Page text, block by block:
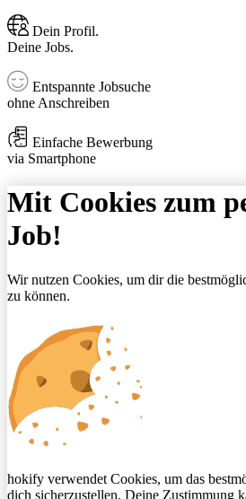
Dein Profil.
Deine Jobs.
Entspannte Jobsuche
ohne Anschreiben
Einfache Bewerbung
via Smartphone
Mit Cookies zum
Job!
Wir nutzen Cookies, um dir die
zu können.
hokify verwendet Cookies, um das
dich sicherzustellen. Deine Zustimmung